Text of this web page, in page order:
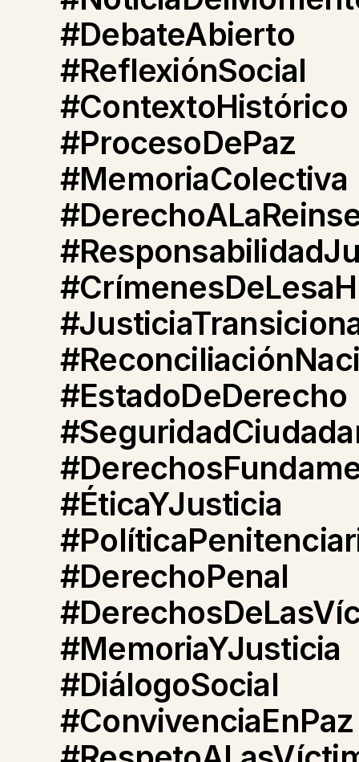
#DebateAbierto
#ReflexiónSocial
#ContextoHistórico
#ProcesoDePaz
#MemoriaColectiva
#EstadoDeDerecho
#ÉticaYJusticia
#DerechoPenal
#MemoriaYJusticia
#DiálogoSocial
#ConvivenciaEnPaz